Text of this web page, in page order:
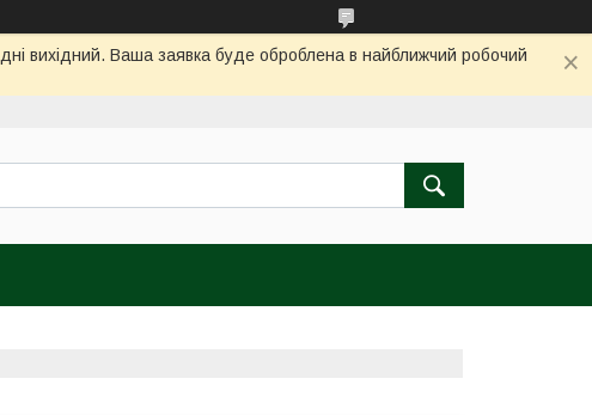
вихідний. Ваша заявка буде оброблена в найближчий робочий